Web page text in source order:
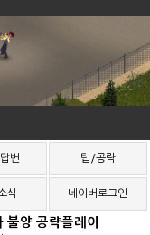
변 팁/공략
식 네이버로그인
양 공략플레이